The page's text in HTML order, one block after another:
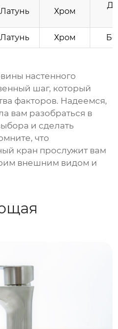
Латунь Хром
Латунь Хром
настенного
шаг, который
факторов. Надеемся,
вам разобраться в
и сделать
что
кран прослужит вам
внешним видом и